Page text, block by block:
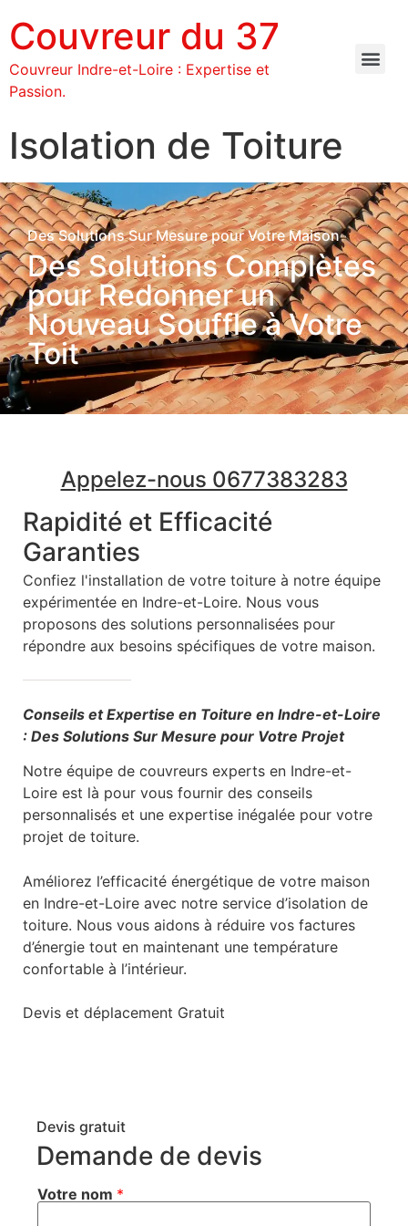
Couvreur du 37
Couvreur Indre-et-Loire : Expertise et
Passion.
Isolation de Toiture
Des Solutions Sur Mesure pour Votre Maison
Des Solutions Complètes
pour Redonner un
Nouveau Souffle à Votre
Toit
Appelez-nous 0677383283
Rapidité et Efficacité
Garanties
Confiez l'installation de votre toiture à notre équipe
expérimentée en Indre-et-Loire. Nous vous
proposons des solutions personnalisées pour
répondre aux besoins spécifiques de votre maison.
Conseils et Expertise en Toiture en Indre-et-Loire
: Des Solutions Sur Mesure pour Votre Projet
Notre équipe de couvreurs experts en Indre-et-
Loire est là pour vous fournir des conseils
personnalisés et une expertise inégalée pour votre
projet de toiture.
Améliorez l’efficacité énergétique de votre maison
en Indre-et-Loire avec notre service d’isolation de
toiture. Nous vous aidons à réduire vos factures
d’énergie tout en maintenant une température
confortable à l’intérieur.
Devis et déplacement Gratuit
Devis gratuit
Demande de devis
Votre nom *